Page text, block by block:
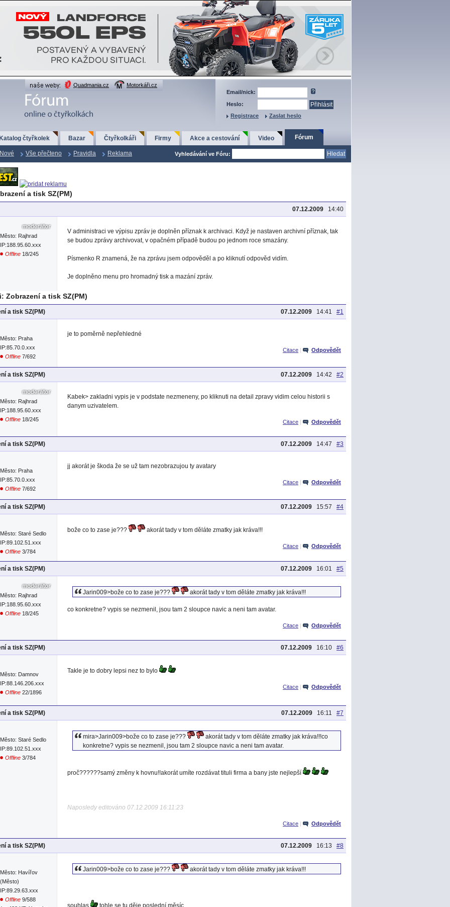
Quadmania.cz
Motorkáři.cz
Email/nick:
Heslo:
Registrace
Zaslat heslo
Katalog čtyřkolek Bazar Čtyřkolkáři Firmy Akce a cestování Video Fórum
Nové Vše přečteno Pravidla Reklama Vyhledávání ve Fóru:
a tisk SZ(PM)
07.12.2009 14:40
Město: Rajhrad
IP:188.95.60.xxx
Offline 18/245
V administraci ve výpisu zpráv je doplněn příznak k archivaci. Když je nastaven archivní příznak, tak
se budou zprávy archivovat, v opačném případě budou po jednom roce smazány.
Písmenko R znamená, že na zprávu jsem odpověděl a po kliknutí odpověd vidím.
Je doplněno menu pro hromadný tisk a mazání zpráv.
Zobrazení a tisk SZ(PM)
07.12.2009 14:41 #1
a tisk SZ(PM)
Město: Praha
IP:85.70.0.xxx
Offline 7/692
je to poměrně nepřehledné
Citace | Odpovědět
07.12.2009 14:42 #2
a tisk SZ(PM)
Město: Rajhrad
IP:188.95.60.xxx
Offline 18/245
Kabek> zakladni vypis je v podstate nezmeneny, po kliknuti na detail zpravy vidim celou historii s
danym uzivatelem.
Citace | Odpovědět
07.12.2009 14:47 #3
a tisk SZ(PM)
Město: Praha
IP:85.70.0.xxx
Offline 7/692
jj akorát je škoda že se už tam nezobrazujou ty avatary
Citace | Odpovědět
07.12.2009 15:57 #4
a tisk SZ(PM)
Město: Staré Sedlo
IP:89.102.51.xxx
Offline 3/784
bože co to zase je??? akorát tady v tom děláte zmatky jak kráva!!!
Citace | Odpovědět
07.12.2009 16:01 #5
a tisk SZ(PM)
Město: Rajhrad
IP:188.95.60.xxx
Offline 18/245
Jarin009>bože co to zase je??? akorát tady v tom děláte zmatky jak kráva!!!
co konkretne? vypis se nezmenil, jsou tam 2 sloupce navic a neni tam avatar.
Citace | Odpovědět
07.12.2009 16:10 #6
a tisk SZ(PM)
Město: Damnov
IP:88.146.206.xxx
Offline 22/1896
Takle je to dobry lepsi nez to bylo
Citace | Odpovědět
07.12.2009 16:11 #7
a tisk SZ(PM)
Město: Staré Sedlo
IP:89.102.51.xxx
Offline 3/784
mira>Jarin009>bože co to zase je???
akorát tady v tom děláte zmatky jak kráva!!!co
konkretne? vypis se nezmenil, jsou tam 2 sloupce navic a neni tam avatar.
proč??????samý změny k hovnu!!akorát umíte rozdávat tituli firma a bany jste nejlepší
Naposledy editováno 07.12.2009 16:11:23
Citace | Odpovědět
07.12.2009 16:13 #8
a tisk SZ(PM)
Město: Havířov
(Město)
IP:89.29.63.xxx
Offline 9/588
Jarin009>bože co to zase je??? akorát tady v tom děláte zmatky jak kráva!!!
souhlas tohle se tu děje poslední měsíc